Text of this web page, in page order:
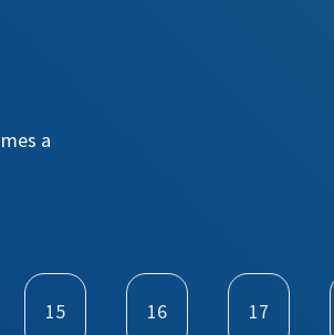
a
15 16 17